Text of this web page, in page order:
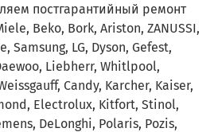
постгарантийный ремонт
Beko, Bork, Ariston, ZANUSSI,
Samsung, LG, Dyson, Gefest,
Liebherr, Whitlpool,
Candy, Karcher, Kaiser,
Electrolux, Kitfort, Stinol,
DeLonghi, Polaris, Pozis,